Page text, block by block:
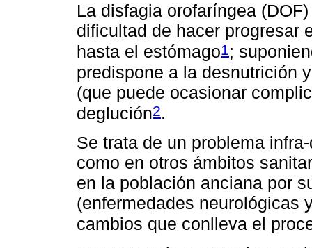
La disfagia orofaríngea
dificultad de hacer progresar
hasta el estómago1 ;
predispone a la desnutrición
(que puede ocasionar
deglución2.
Se trata de un problema
como en otros ámbitos
en la población anciana por
(enfermedades neurológicas
cambios que conlleva el